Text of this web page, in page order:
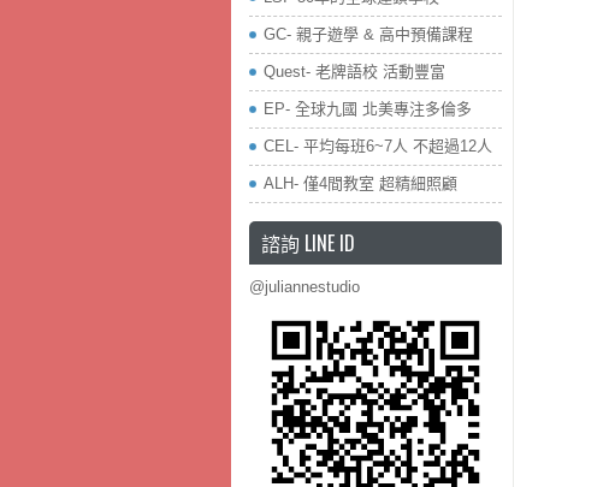
GC- 親子遊學 & 高中預備課程
Quest- 老牌語校 活動豐富
EP- 全球九國 北美專注多倫多
CEL- 平均每班6~7人 不超過12人
ALH- 僅4間教室 超精細照顧
諮詢 LINE ID
@juliannestudio